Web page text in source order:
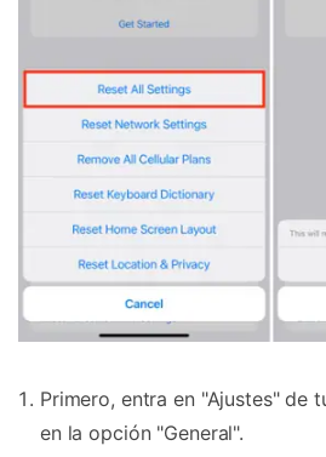
Primero, entra en "Ajustes" de
en la opción "General".
Desbloquea, repara y
Recupera y transfiere
Tecnología IA: sin